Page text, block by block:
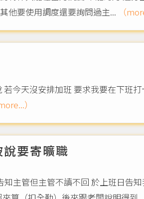
他要使用調度還要詢問過主...
（
今天沒安排加班 要求我要在下班
）
要寄曠職
主管但主管不讀不回 於上班日告